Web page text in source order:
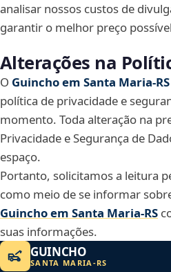
analisar nossos custos de
garantir o melhor preço
Alterações na
O Guincho em Santa Maria‑RS
política de privacidade e
momento. Toda alteração na
Privacidade e Segurança de
espaço.
Portanto, solicitamos a leitura
como meio de se informar
Guincho em Santa Maria‑RS
suas informações.
GUINCHO
SANTA MARIA-RS